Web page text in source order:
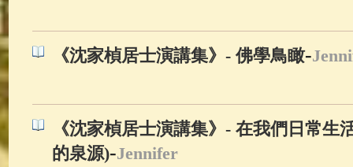
《沈家楨居士演講集》- 佛學鳥瞰-
《沈家楨居士演講集》- 在我們日常生
的泉源)-Jennifer